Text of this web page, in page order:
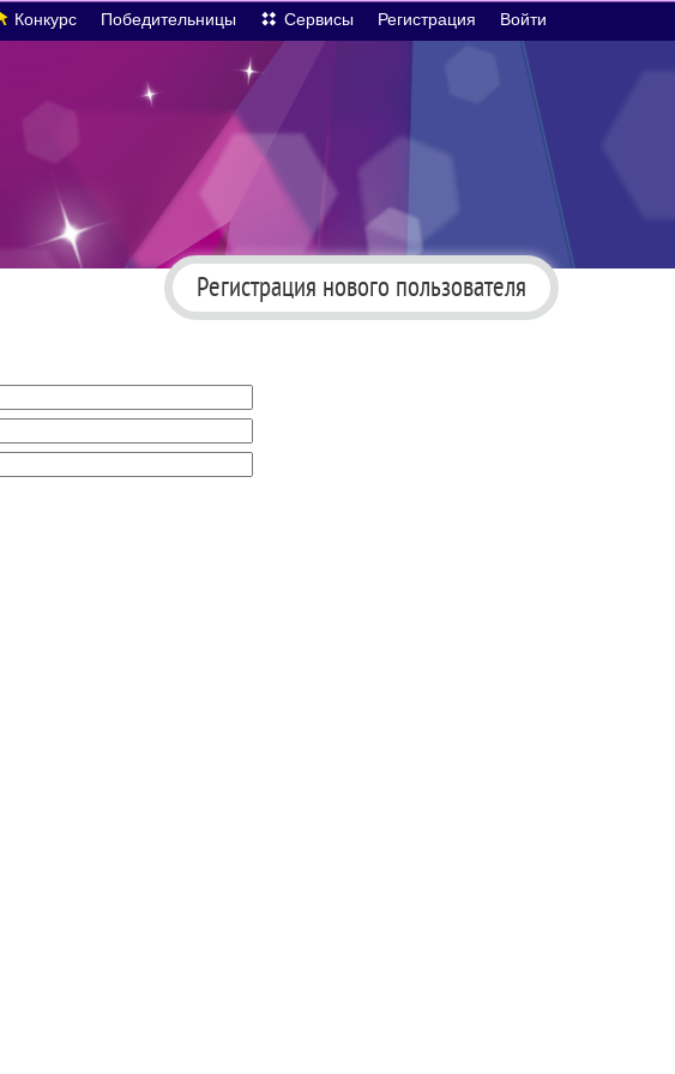
Конкурс Победительницы Сервисы Регистрация Войти
Регистрация нового пользователя